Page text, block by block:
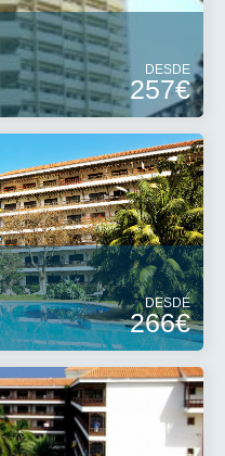
DESDE
257€
DESDE
266€